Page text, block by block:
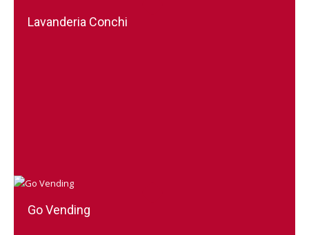
Lavanderia Conchi
Go Vending